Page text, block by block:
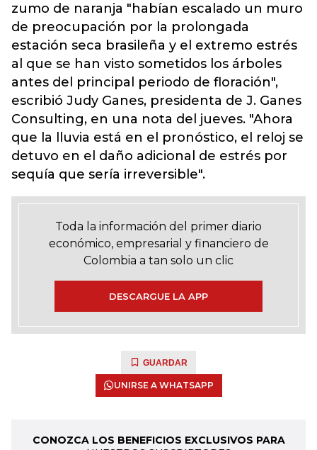
zumo de naranja "habían escalado un muro
de preocupación por la prolongada
estación seca brasileña y el extremo estrés
al que se han visto sometidos los árboles
antes del principal periodo de floración",
escribió Judy Ganes, presidenta de J. Ganes
Consulting, en una nota del jueves. "Ahora
que la lluvia está en el pronóstico, el reloj se
detuvo en el daño adicional de estrés por
sequía que sería irreversible".
Toda la información del primer diario
económico, empresarial y financiero de
Colombia a tan solo un clic
DESCARGUE LA APP
GUARDAR
UNIRSE A WHATSAPP
CONOZCA LOS BENEFICIOS EXCLUSIVOS PARA